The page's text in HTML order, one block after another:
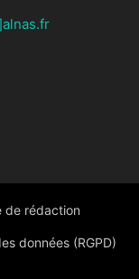
de rédaction
données (RGPD)